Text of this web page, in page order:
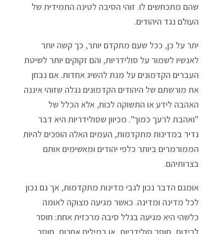
שהם מתכחשים לו. זוהי הסיבה לטינה התמידית של
העולם נגד היהודים.
יתר על כן, ככל שעם מתקדם יותר, כך קשה יותר
לאנשיו לשמור על סולידריות, והם זקוקים יותר לשיטת
העברים הקדמונים על מנת להשיג אחדות. אם נבחן
את מורשתם של היהודים הקדמונים נגלה שזוהי איננה
האהבה לידע או התשוקה לכוח, אלא הכלל של
"ואהבת לרעך כמוך". מכיוון שסולידריות היא דבר
נדיר במדינות מתקדמות, העמים האלה הופכים להיות
הממורמרים ביותר כלפי יהודים ומאשימים אותם
בצרותיהם.
אומנם הדבר נכון לגבי מדינות מתקדמות, אך גם נכון
לכל מדינה ומדינה. כאשר מגיעה מצוקה לאומה
כלשהי היא מגיעה בגלל סיבה מרכזית אחת: חוסר
לכידות, חוסר סולידריות, או במילים אחרות, חוסר